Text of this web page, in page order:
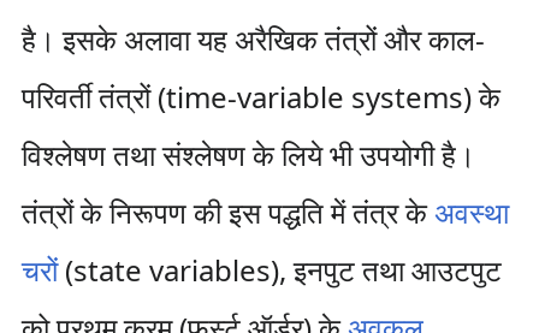
है। इसके अलावा यह अरैखिक तंत्रों और काल-
परिवर्ती तंत्रों (time-variable systems) के
विश्लेषण तथा संश्लेषण के लिये भी उपयोगी है।
तंत्रों के निरूपण की इस पद्धति में तंत्र केअवस्था
चरों(state variables), इनपुट तथा आउटपुट